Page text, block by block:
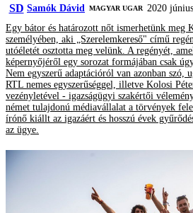
SD Samók Dávid MAGYAR UGAR
2020 június
Egy bátor és határozott nőt ismerhetünk
személyében, aki „Szerelemkereső" című
utóéletét osztotta meg velünk. A regényét,
képernyőjéről egy sorozat formájában csak
Nem egyszerű adaptációról van azonban szó,
RTL nemes egyszerűséggel, illetve Kolosi
vezényletével - igazságügyi szakértői
német tulajdonú médiavállalat a törvények
írónő kiállt az igazáért és hosszú évek
az ügye.